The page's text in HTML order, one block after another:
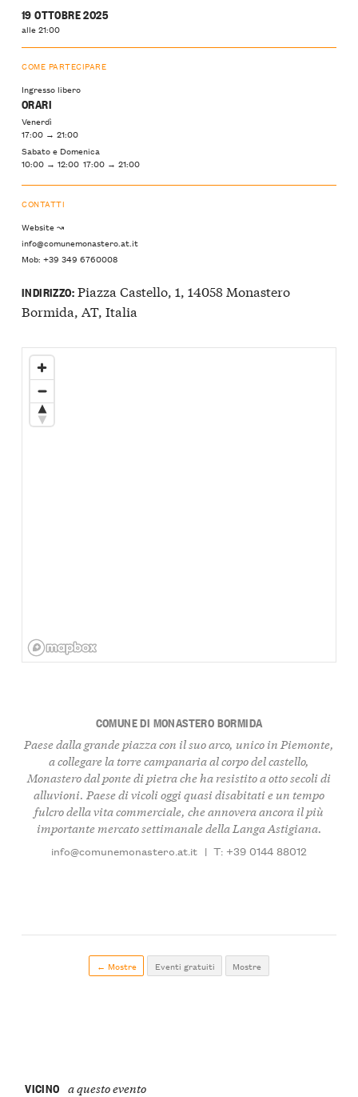
19 OTTOBRE 2025
alle 21:00
COME PARTECIPARE
Ingresso libero
ORARI
Venerdì
17:00 → 21:00
Sabato e Domenica
10:00 → 12:00 17:00 → 21:00
CONTATTI
Website ↝
info@comunemonastero.at.it
Mob: +39 349 6760008
INDIRIZZO:Piazza Castello, 1, 14058 Monastero
Bormida, AT, Italia
COMUNE DI MONASTERO BORMIDA
Paese dalla grande piazza con il suo arco, unico in Piemonte,
a collegare la torre campanaria al corpo del castello,
Monastero dal ponte di pietra che ha resistito a otto secoli di
alluvioni. Paese di vicoli oggi quasi disabitati e un tempo
fulcro della vita commerciale, che annovera ancora il più
importante mercato settimanale della Langa Astigiana.
info@comunemonastero.at.it | T: +39 0144 88012
← Mostre Eventi gratuiti Mostre
VICINO a questo evento